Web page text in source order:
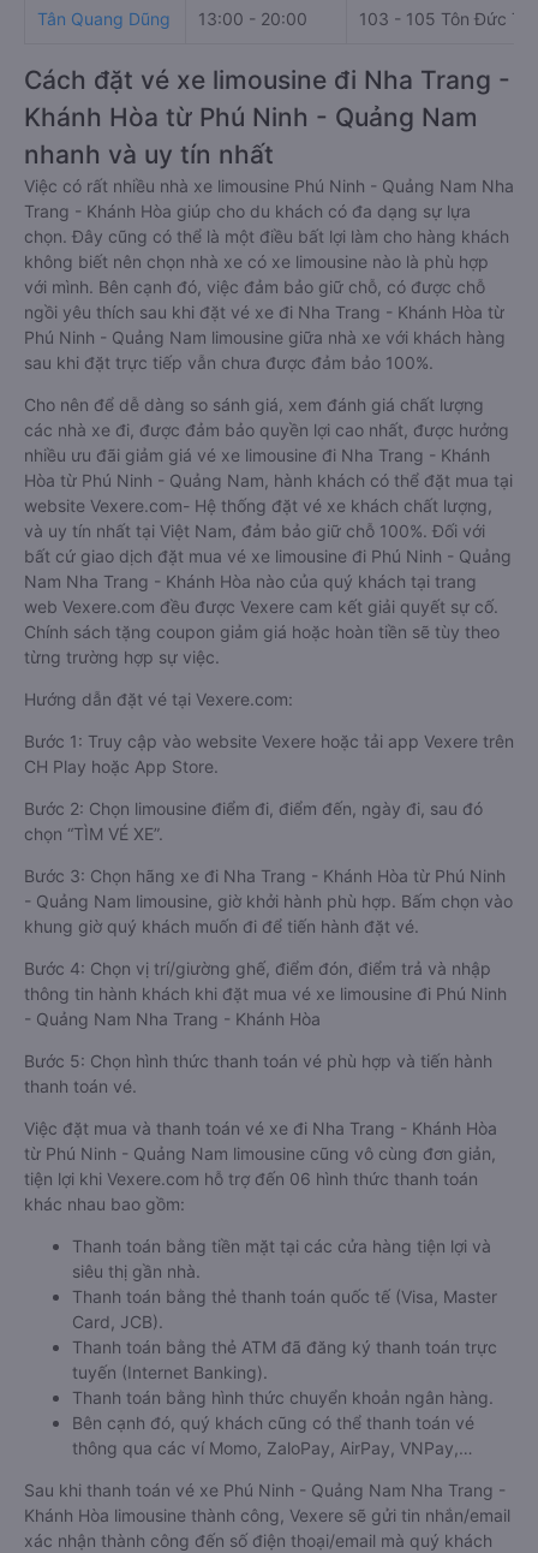
Tân Quang Dũng 13:00 - 20:00 103 - 105 Tôn Đức
Cách đặt vé xe limousine đi Nha Trang -
Khánh Hòa từ Phú Ninh - Quảng Nam
nhanh và uy tín nhất
Việc có rất nhiều nhà xe limousine Phú Ninh - Quảng Nam Nha
Trang - Khánh Hòa giúp cho du khách có đa dạng sự lựa
chọn. Đây cũng có thể là một điều bất lợi làm cho hàng khách
không biết nên chọn nhà xe có xe limousine nào là phù hợp
với mình. Bên cạnh đó, việc đảm bảo giữ chỗ, có được chỗ
ngồi yêu thích sau khi đặt vé xe đi Nha Trang - Khánh Hòa từ
Phú Ninh - Quảng Nam limousine giữa nhà xe với khách hàng
sau khi đặt trực tiếp vẫn chưa được đảm bảo 100%.
Cho nên để dễ dàng so sánh giá, xem đánh giá chất lượng
các nhà xe đi, được đảm bảo quyền lợi cao nhất, được hưởng
nhiều ưu đãi giảm giá vé xe limousine đi Nha Trang - Khánh
Hòa từ Phú Ninh - Quảng Nam, hành khách có thể đặt mua tại
website Vexere.com- Hệ thống đặt vé xe khách chất lượng,
và uy tín nhất tại Việt Nam, đảm bảo giữ chỗ 100%. Đối với
bất cứ giao dịch đặt mua vé xe limousine đi Phú Ninh - Quảng
Nam Nha Trang - Khánh Hòa nào của quý khách tại trang
web Vexere.com đều được Vexere cam kết giải quyết sự cố.
Chính sách tặng coupon giảm giá hoặc hoàn tiền sẽ tùy theo
từng trường hợp sự việc.
Hướng dẫn đặt vé tại Vexere.com:
Bước 1: Truy cập vào website Vexere hoặc tải app Vexere trên
CH Play hoặc App Store.
Bước 2: Chọn limousine điểm đi, điểm đến, ngày đi, sau đó
chọn “TÌM VÉ XE”.
Bước 3: Chọn hãng xe đi Nha Trang - Khánh Hòa từ Phú Ninh
- Quảng Nam limousine, giờ khởi hành phù hợp. Bấm chọn vào
khung giờ quý khách muốn đi để tiến hành đặt vé.
Bước 4: Chọn vị trí/giường ghế, điểm đón, điểm trả và nhập
thông tin hành khách khi đặt mua vé xe limousine đi Phú Ninh
- Quảng Nam Nha Trang - Khánh Hòa
Bước 5: Chọn hình thức thanh toán vé phù hợp và tiến hành
thanh toán vé.
Việc đặt mua và thanh toán vé xe đi Nha Trang - Khánh Hòa
từ Phú Ninh - Quảng Nam limousine cũng vô cùng đơn giản,
tiện lợi khi Vexere.com hỗ trợ đến 06 hình thức thanh toán
khác nhau bao gồm:
Thanh toán bằng tiền mặt tại các cửa hàng tiện lợi và
siêu thị gần nhà.
Thanh toán bằng thẻ thanh toán quốc tế (Visa, Master
Card, JCB).
Thanh toán bằng thẻ ATM đã đăng ký thanh toán trực
tuyến (Internet Banking).
Thanh toán bằng hình thức chuyển khoản ngân hàng.
Bên cạnh đó, quý khách cũng có thể thanh toán vé
thông qua các ví Momo, ZaloPay, AirPay, VNPay,…
Sau khi thanh toán vé xe Phú Ninh - Quảng Nam Nha Trang -
Khánh Hòa limousine thành công, Vexere sẽ gửi tin nhắn/email
xác nhận thành công đến số điện thoại/email mà quý khách